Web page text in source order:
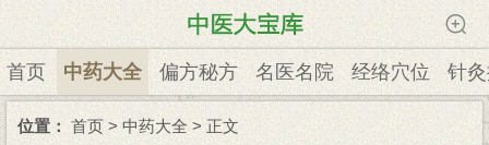
首页 中药大全 偏方秘方 名医名院 经络穴位 针
位置： 首页 > 中药大全 > 正文